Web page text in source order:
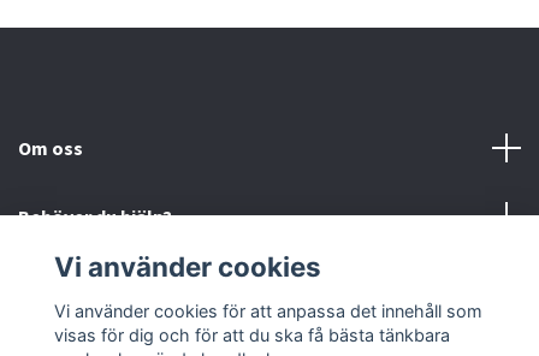
Om oss
Behöver du hjälp?
Läs mer
Vi använder cookies
Vi använder cookies för att anpassa det innehåll som
visas för dig och för att du ska få bästa tänkbara